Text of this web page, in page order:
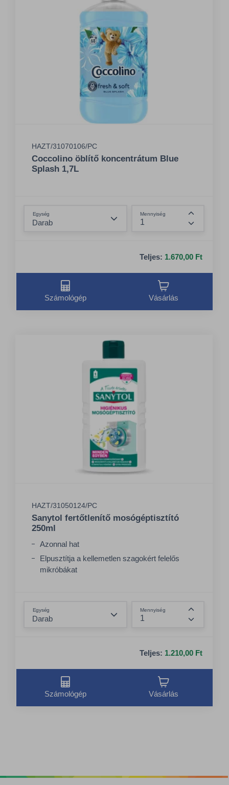
HAZT/31070106/PC
Coccolino öblítő koncentrátum Blue
Splash 1,7L
Egység Mennyiség
Összeg
Teljes: 1.670,00 Ft
Számológép Vásárlás
HAZT/31050124/PC
Sanytol fertőtlenítő mosógéptisztító
250ml
Azonnal hat
Elpusztítja a kellemetlen szagokért felelős
mikróbákat
Egység Mennyiség
Összeg
Teljes: 1.210,00 Ft
Számológép Vásárlás